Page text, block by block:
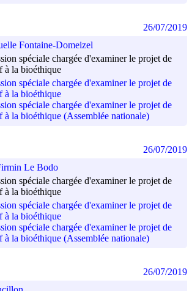
Fontaine-Domeizel
spéciale chargée d'examiner le projet de
à la bioéthique
spéciale chargée d'examiner le projet de
à la bioéthique
spéciale chargée d'examiner le projet de
à la bioéthique (Assemblée nationale)
26/07/2019
Le Bodo
spéciale chargée d'examiner le projet de
à la bioéthique
spéciale chargée d'examiner le projet de
à la bioéthique
spéciale chargée d'examiner le projet de
à la bioéthique (Assemblée nationale)
26/07/2019
26/07/2019